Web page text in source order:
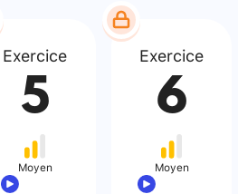
Exercice
5
Moyen
Exercice
6
Moyen